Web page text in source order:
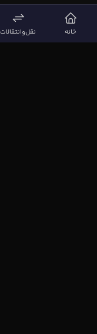
خانه نقل‌وانتقالات